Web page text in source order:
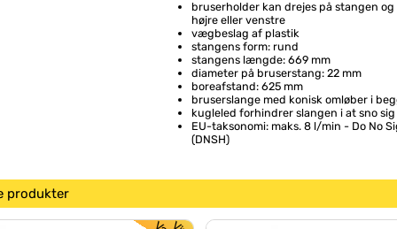
bruserholder kan drejes på stangen
højre eller venstre
vægbeslag af plastik
stangens form: rund
stangens længde: 669 mm
diameter på bruserstang: 22 mm
boreafstand: 625 mm
bruserslange med konisk omløber i
kugleled forhindrer slangen i at sno sig
EU-taksonomi: maks. 8 l/min - Do No
(DNSH)
produkter